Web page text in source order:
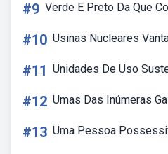
#9 Verde E Preto Da Que
#10 Usinas Nucleares
#11 Unidades De Uso
#12 Umas Das Inúmeras
#13 Uma Pessoa